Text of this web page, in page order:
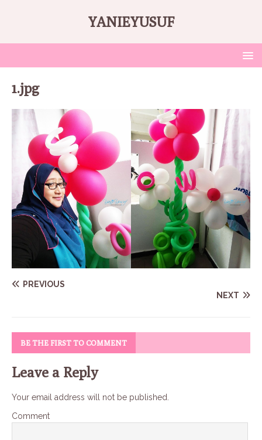
YANIEYUSUF
1.jpg
PREVIOUS
NEXT
BE THE FIRST TO COMMENT
Leave a Reply
Your email address will not be published.
Comment